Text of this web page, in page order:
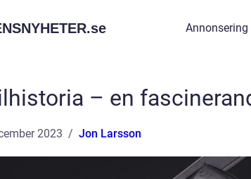
se Annonsering
– en
2023 Jon Larsson